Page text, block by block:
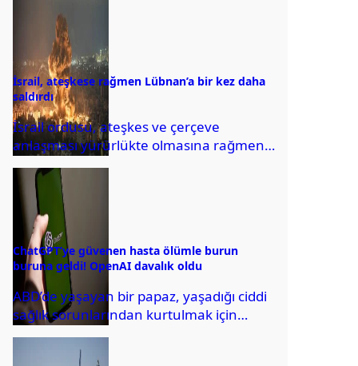
İsrail, ateşkese rağmen Lübnan’a bir kez daha
saldırdı
İsrail ordusu, ateşkes ve çerçeve
anlaşması yürürlükte olmasına rağmen
Lübnan’ın güneydeki bazı bölgelerine
topçu atışları düzenledi. Saldırılar
sonrası...
ChatGPT’ye güvenen hasta ölümle burun
buruna geldi! OpenAI davalık oldu
ABD’de yaşayan bir papaz, yaşadığı ciddi
sağlık sorunlarından kurtulmak için
ChatGPT’ye başvurdu. Ancak yapay zeka
aracının yönlendirmeleri ile...